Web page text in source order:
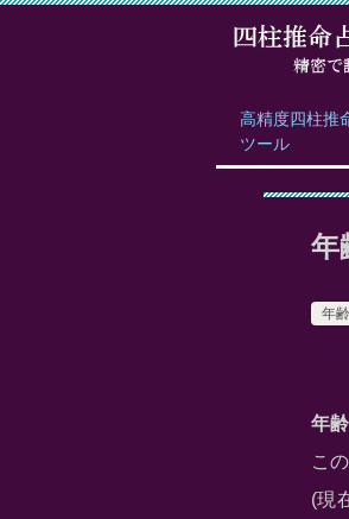
高精度四柱推
ツール
年
年
年
こ
(現